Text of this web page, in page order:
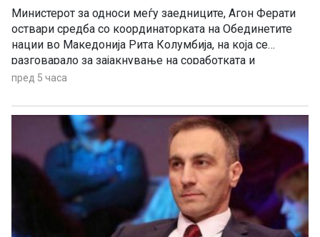
Министерот за односи меѓу заедниците, Агон Ферати
оствари средба со координаторката на Обединетите
нации во Македонија Рита Колумбија, на која се
разговарало за зајакнување на соработката и
поддршката на процесите поврзани со развојот на
пред 5 часа